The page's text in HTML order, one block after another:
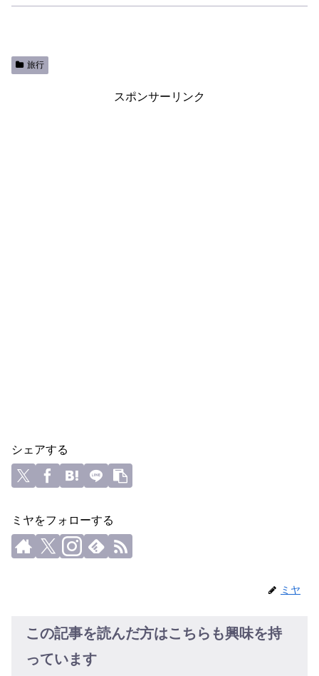
旅行
スポンサーリンク
シェアする
ミヤをフォローする
ミヤ
この記事を読んだ方はこちらも興味を持
っています